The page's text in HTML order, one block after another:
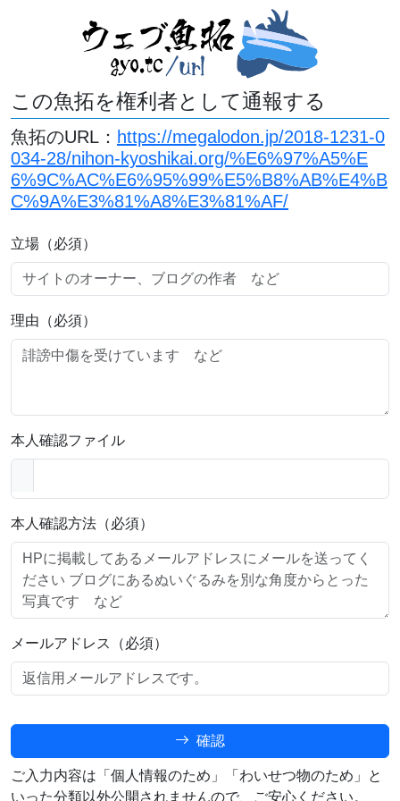
この魚拓を権利者として通報する
魚拓のURL： https://megalodon.jp/2018-1231-0
034-28/nihon-kyoshikai.org/%E6%97%A5%E
6%9C%AC%E6%95%99%E5%B8%AB%E4%B
C%9A%E3%81%A8%E3%81%AF/
立場（必須）
理由（必須）
本人確認ファイル
本人確認方法（必須）
メールアドレス（必須）
確認
ご入力内容は「個人情報のため」「わいせつ物のため」と
いった分類以外公開されませんので、ご安心ください。